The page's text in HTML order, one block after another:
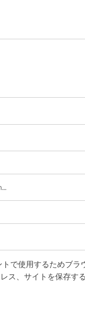
トで使用するためブラ
ス、サイトを保存する